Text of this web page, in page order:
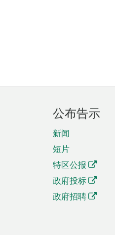
公布告示
新闻
短片
特区公报
政府投标
政府招聘